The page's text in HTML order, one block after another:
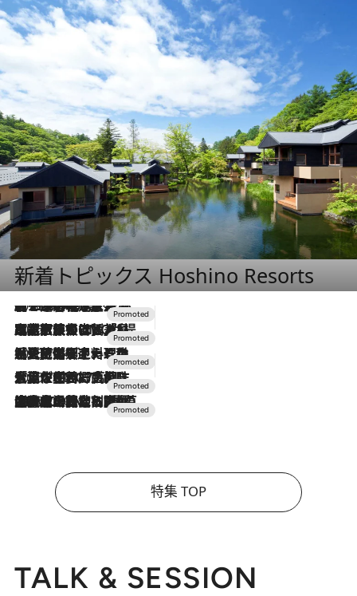
新着トピックス Hoshino Resorts
2026.8.7
【トンボの足水浴】ヒノキの香りに包まれて涼感マックス！約13℃の湧水かけ流しを避暑地「星野温泉 トンボの湯」で体験
2026.7.31
【ホテル帰省】という選択肢をOMOが提案。家族とほどよい距離を保つには「昼は実家、夜は気兼ねなくホテルで！」
2026.7.24
【夏限定ディナーコース】旬を迎える稚鮎や花ズッキーニなどをイタリア・トスカーナの郷土料理の手法で満喫！
2026.7.17
「土佐和ハーブかき氷」がOMO7高知に登場！生姜、山椒、大葉など目にも舌にも涼を呼ぶ郷土の味
2026.7.10
NEW OPEN！【界 草津】名湯の地に誕生。趣の異なる2種の温泉と上州ならではの会席・蕎麦割烹など美食を味わう究極の癒やし旅
特集 TOP
TALK & SESSION